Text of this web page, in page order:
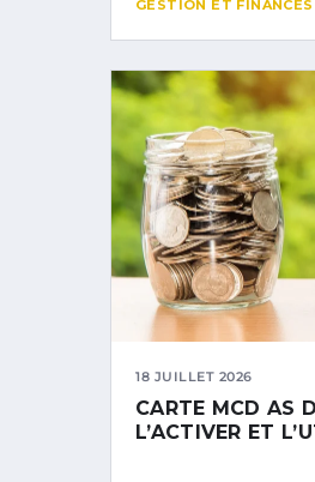
GESTION ET FINANCES
18 JUILLET 2026
CARTE MCD AS
L’ACTIVER ET